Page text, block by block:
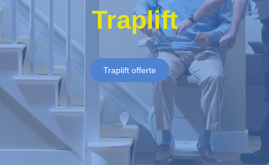
Traplift
Traplift offerte